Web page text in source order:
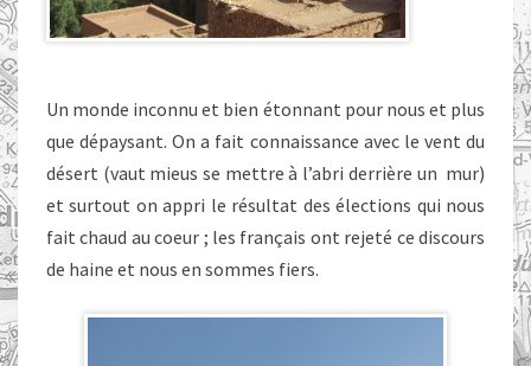
Un monde inconnu et bien étonnant pour nous et plus
que dépaysant. On a fait connaissance avec le vent du
désert (vaut mieus se mettre à l’abri derrière un mur)
et surtout on appri le résultat des élections qui nous
fait chaud au coeur ; les français ont rejeté ce discours
de haine et nous en sommes fiers.